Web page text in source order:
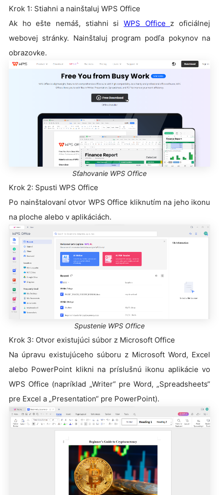
Krok 1: Stiahni a nainštaluj WPS Office
Ak ho ešte nemáš, stiahni si WPS Office z oficiálnej
webovej stránky. Nainštaluj program podľa pokynov na
obrazovke.
Sťahovanie WPS Office
Krok 2: Spusti WPS Office
Po nainštalovaní otvor WPS Office kliknutím na jeho ikonu
na ploche alebo v aplikáciách.
Spustenie WPS Office
Krok 3: Otvor existujúci súbor z Microsoft Office
Na úpravu existujúceho súboru z Microsoft Word, Excel
alebo PowerPoint klikni na príslušnú ikonu aplikácie vo
WPS Office (napríklad „Writer“ pre Word, „Spreadsheets“
pre Excel a „Presentation“ pre PowerPoint).